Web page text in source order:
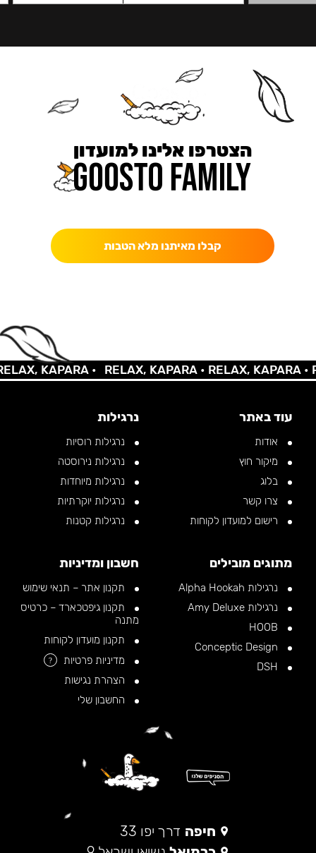
הצטרפו אלינו למועדון
קבלו מאיתנו מלא הטבות
KAPARA • RELAX, KAPARA •RELAX, KAPARA •
עוד באתר
אודות
מיקור חוץ
בלוג
צרו קשר
רישום למועדון לקוחות
נרגילות
נרגילות רוסיות
נרגילות נירוסטה
נרגילות מיוחדות
נרגילות יוקרתיות
נרגילות קטנות
מתוגים מובילים
נרגילות Alpha Hookah
נרגילות Amy Deluxe
חשבון ומדיניות
תקנון אתר – תנאי שימוש
תקנון גיפטכארד – כרטיס
מתנה
תקנון מועדון לקוחות
מדיניות פרטיות
?
הצהרת נגישות
החשבון שלי
חיפה דרך יפו 33